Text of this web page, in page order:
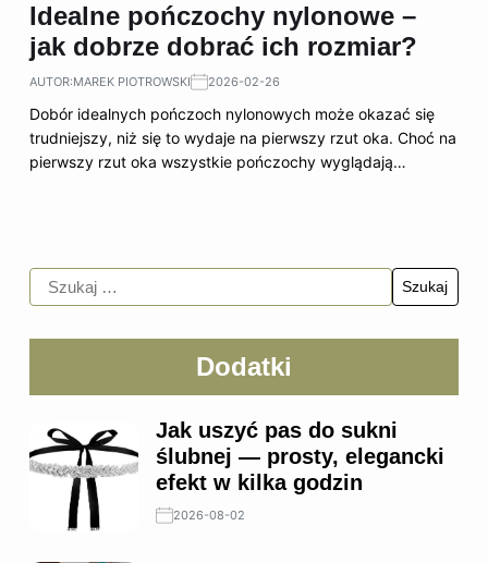
Idealne pończochy nylonowe –
jak dobrze dobrać ich rozmiar?
AUTOR:MAREK PIOTROWSKI 2026-02-26
Dobór idealnych pończoch nylonowych może okazać się
trudniejszy, niż się to wydaje na pierwszy rzut oka. Choć na
pierwszy rzut oka wszystkie pończochy wyglądają…
Dodatki
Jak uszyć pas do sukni
ślubnej — prosty, elegancki
efekt w kilka godzin
2026-08-02